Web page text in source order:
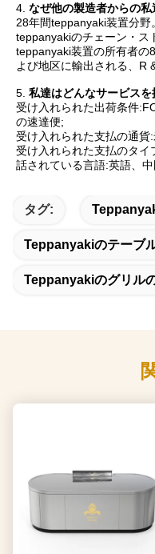
4. なぜ他の製造者からの私
28年間teppanyaki装置分
teppanyakiのチェーン・ス
teppanyaki装置の所有者の
よび地区に輸出される、R
5. 私達はどんなサービスを
受け入れられた出荷条件
の速達便;
受け入れられた支払の通貨
受け入れられた支払のタイ
話されている言語:英語、
タグ:
Teppanyakiのテーブ
Teppanyakiのグリル